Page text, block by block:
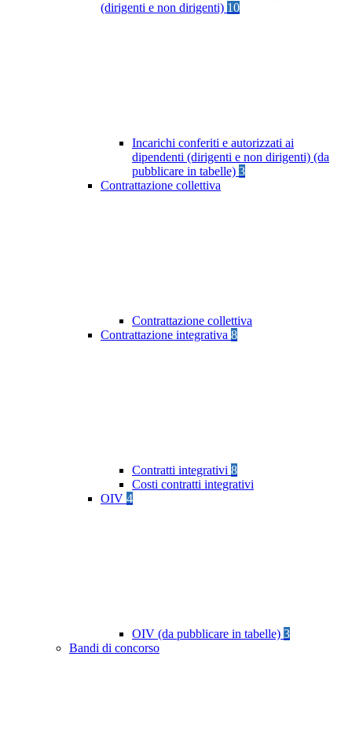
(dirigenti e non dirigenti) 10
Incarichi conferiti e autorizzati ai
dipendenti (dirigenti e non dirigenti) (da
pubblicare in tabelle) 3
Contrattazione collettiva
Contrattazione collettiva
Contrattazione integrativa 8
Contratti integrativi 8
Costi contratti integrativi
OIV 4
OIV (da pubblicare in tabelle) 3
Bandi di concorso